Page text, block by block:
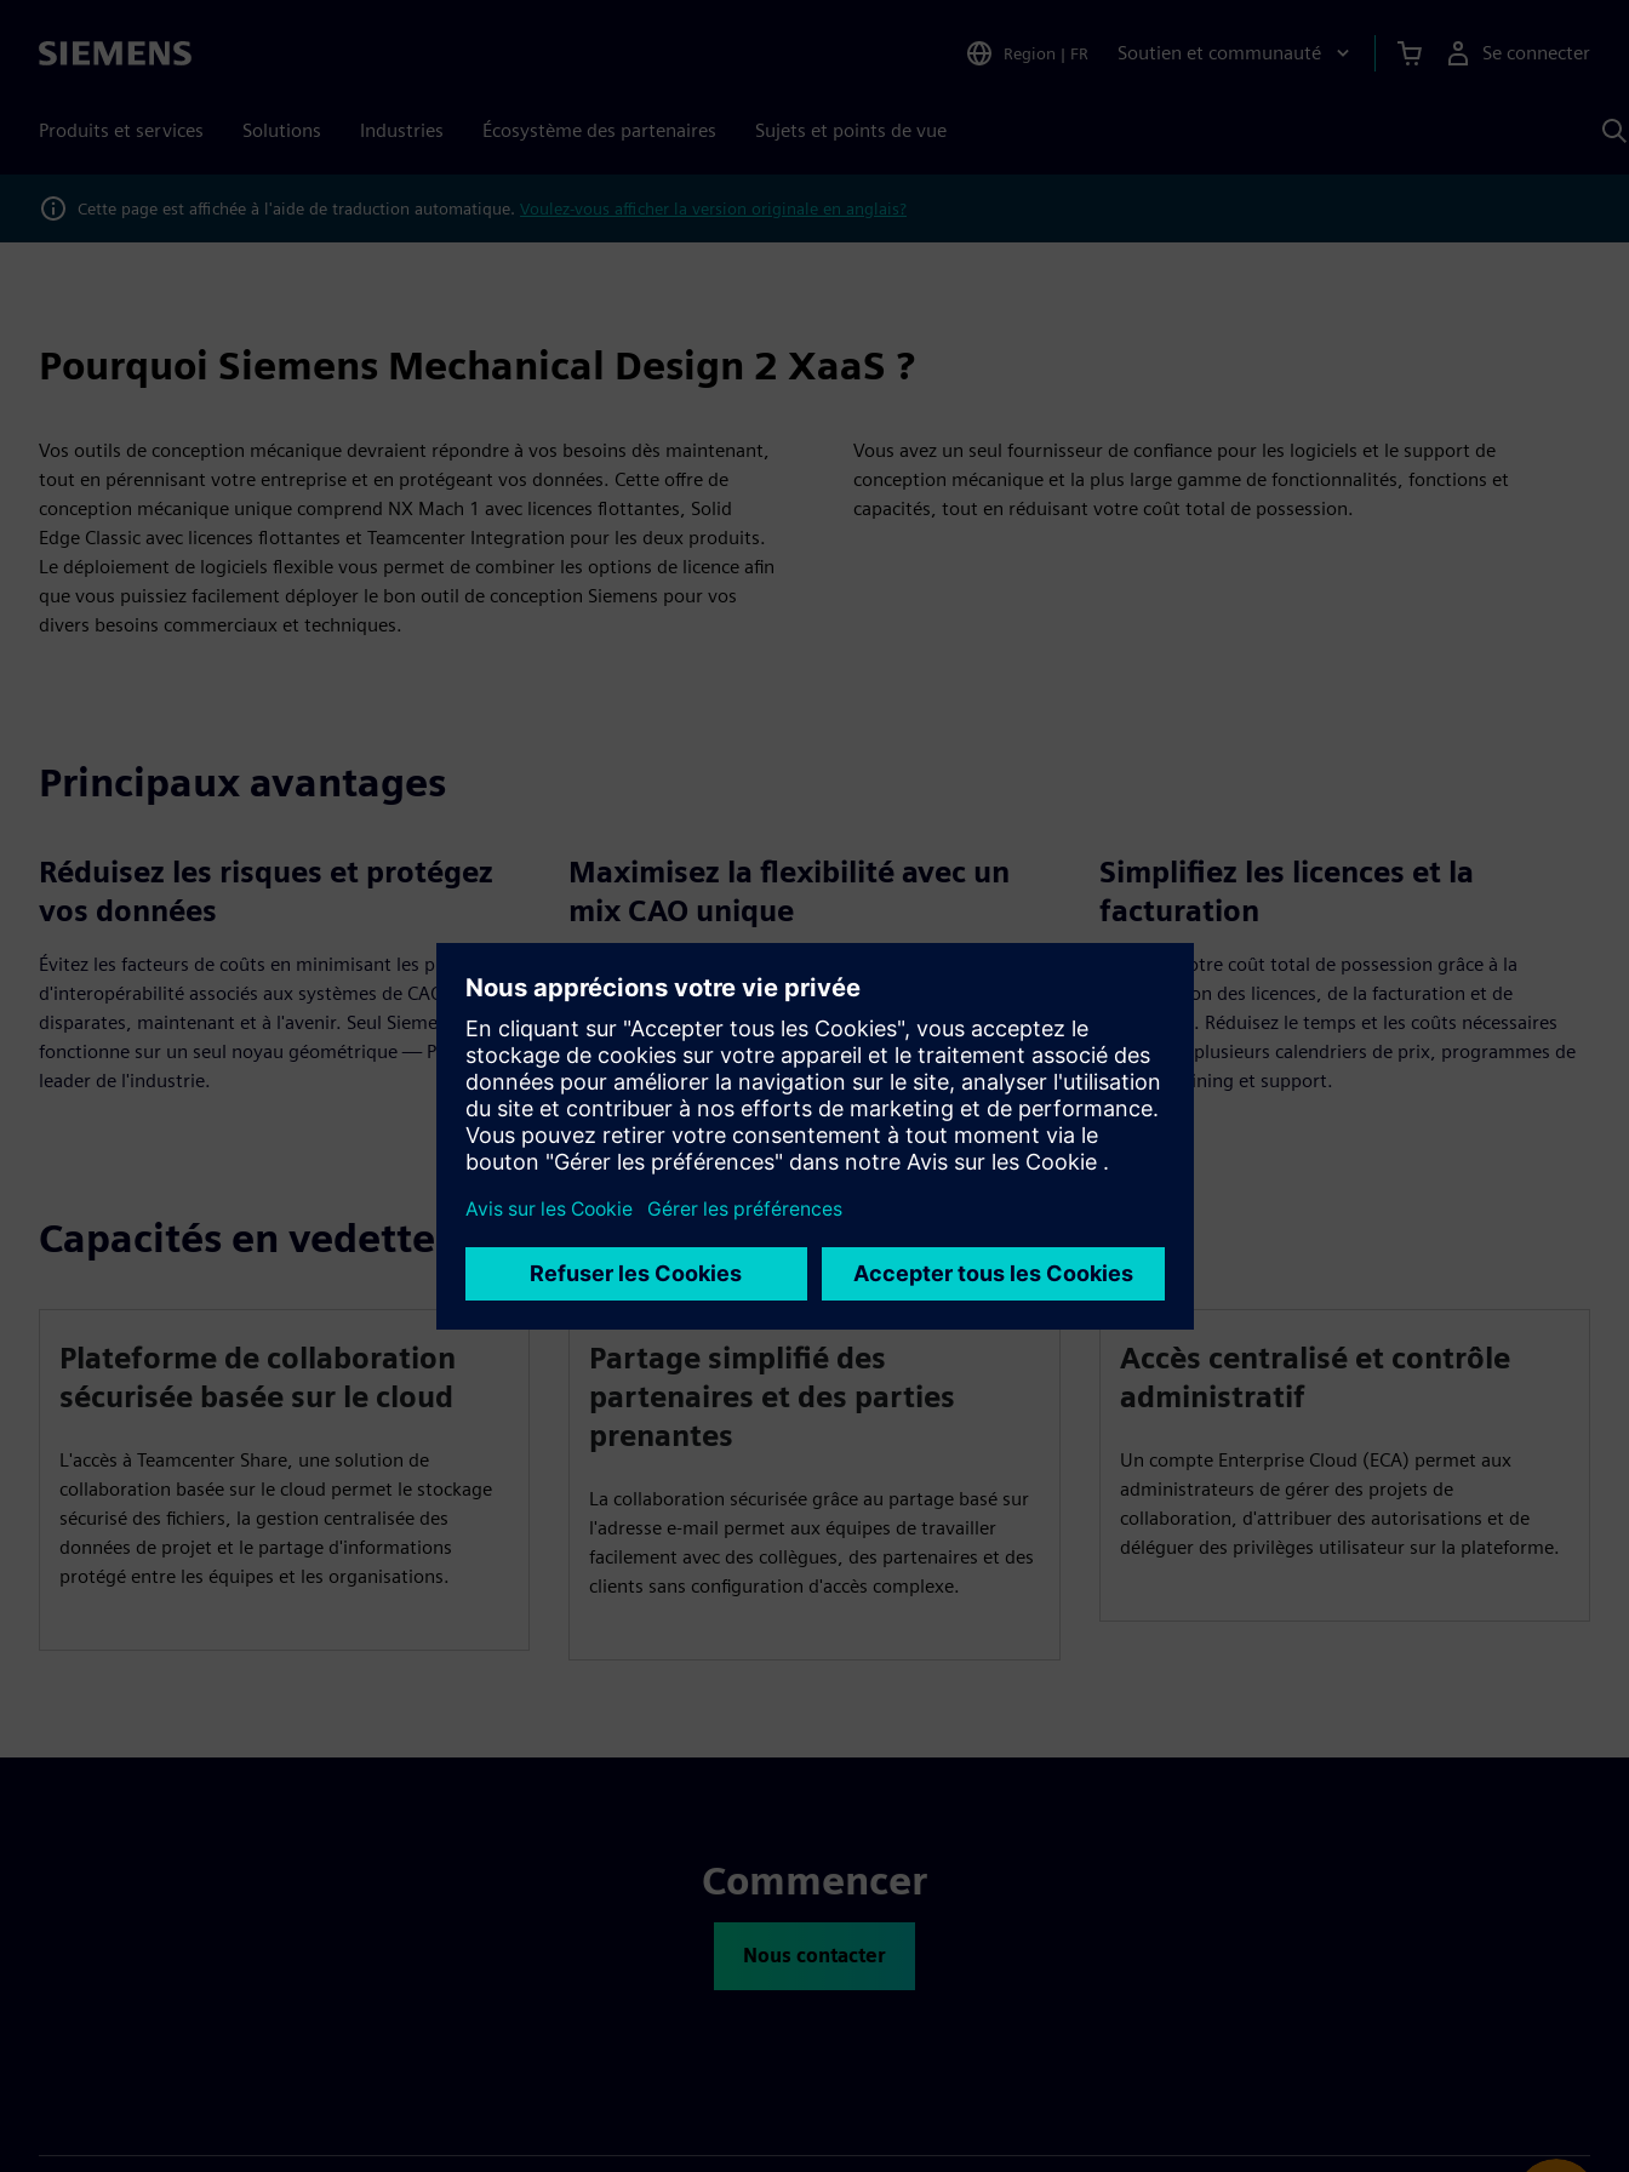
Siemens Region | FR Soutien et communauté Se connecter
Produits et services Solutions Industries Écosystème des partenaires Sujets et points de vue
Cette page est affichée à l'aide de traduction automatique. Voulez-vous afficher la version originale en anglais?
Pourquoi Siemens Mechanical Design 2 XaaS ?
Vos outils de conception mécanique devraient répondre à vos besoins dès maintenant,
tout en pérennisant votre entreprise et en protégeant vos données. Cette offre de
conception mécanique unique comprend NX Mach 1 avec licences flottantes, Solid
Edge Classic avec licences flottantes et Teamcenter Integration pour les deux produits.
Le déploiement de logiciels flexible vous permet de combiner les options de licence afin
que vous puissiez facilement déployer le bon outil de conception Siemens pour vos
divers besoins commerciaux et techniques.
Vous avez un seul fournisseur de confiance pour les logiciels et le support de
conception mécanique et la plus large gamme de fonctionnalités, fonctions et
capacités, tout en réduisant votre coût total de possession.
Principaux avantages
Réduisez les risques et protégez
vos données
Évitez les facteurs de coûts en minimisant les problèmes
d'interopérabilité associés aux systèmes de CAO
disparates, maintenant et à l'avenir. Seul Siemens
fonctionne sur un seul noyau géométrique — Parasolid,
leader de l'industrie.
Maximisez la flexibilité avec un
mix CAO unique
aux divers besoins de votre entreprise. Sélectionnez
l'équilibre optimal entre performances et prix, avec une
combinaison de licences logicielles NX et Solid Edge qui
vous convient le mieux.
Simplifiez les licences et la
facturation
Réduisez votre coût total de possession grâce à la
simplification des licences, de la facturation et de
l'assistance. Réduisez le temps et les coûts nécessaires
pour gérer plusieurs calendriers de prix, programmes de
licence, training et support.
Capacités en vedette
Plateforme de collaboration
sécurisée basée sur le cloud
L'accès à Teamcenter Share, une solution de
collaboration basée sur le cloud permet le stockage
sécurisé des fichiers, la gestion centralisée des
données de projet et le partage d'informations
protégé entre les équipes et les organisations.
Partage simplifié des
partenaires et des parties
prenantes
La collaboration sécurisée grâce au partage basé sur
l'adresse e-mail permet aux équipes de travailler
facilement avec des collègues, des partenaires et des
clients sans configuration d'accès complexe.
Accès centralisé et contrôle
administratif
Un compte Enterprise Cloud (ECA) permet aux
administrateurs de gérer des projets de
collaboration, d'attribuer des autorisations et de
déléguer des privilèges utilisateur sur la plateforme.
Commencer
Nous contacter